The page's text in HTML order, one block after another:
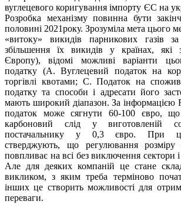
вуглецевого коригування імпорту ЄС на
Розробка механізму повинна бути
половині 2021року. Зрозуміла мета цього
«витоку» викидів парникових газів
збільшення їх викидів у країнах, які
Європу), відомі можливі варіанти
податку (A. Вуглецевий податок на
торгівлі квотами; C. Податок на
податку та способи і адресати його
мають широкий діапазон. За інформацією
податок може сягнути 60-100 євро,
карбоновий слід у виготовленій
постачальнику у 0,3 євро. При
стверджують, що регулювання розміру
повпливає на всі без виключення сектори і
Але для деяких компаній це стане
викликом, з яким треба терміново
інших це створить можливості для
переваги.